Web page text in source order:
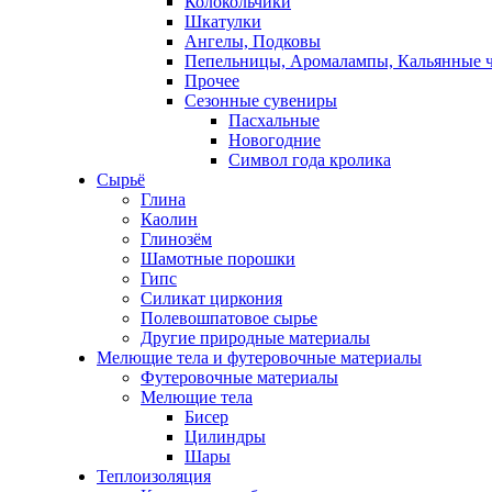
Шкатулки
Ангелы, Подковы
Пепельницы, Аромалампы, Кальянные
Прочее
Сезонные сувениры
Пасхальные
Новогодние
Символ года кролика
Сырьё
Глина
Каолин
Глинозём
Шамотные порошки
Гипс
Силикат циркония
Полевошпатовое сырье
Другие природные материалы
Мелющие тела и футеровочные материалы
Футеровочные материалы
Мелющие тела
Бисер
Цилиндры
Шары
Теплоизоляция